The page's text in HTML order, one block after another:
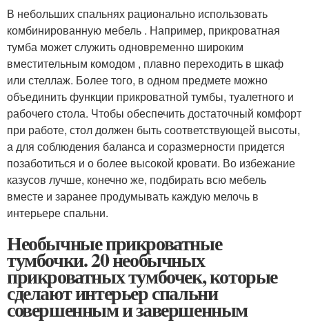
В небольших спальнях рационально использовать
комбинированную мебель . Например, прикроватная
тумба может служить одновременно широким
вместительным комодом , плавно переходить в шкаф
или стеллаж. Более того, в одном предмете можно
объединить функции прикроватной тумбы, туалетного и
рабочего стола. Чтобы обеспечить достаточный комфорт
при работе, стол должен быть соответствующей высоты,
а для соблюдения баланса и соразмерности придется
позаботиться и о более высокой кровати. Во избежание
казусов лучше, конечно же, подбирать всю мебель
вместе и заранее продумывать каждую мелочь в
интерьере спальни.
Необычные прикроватные
тумбочки. 20 необычных
прикроватных тумбочек, которые
сделают интерьер спальни
совершенным и завершенным